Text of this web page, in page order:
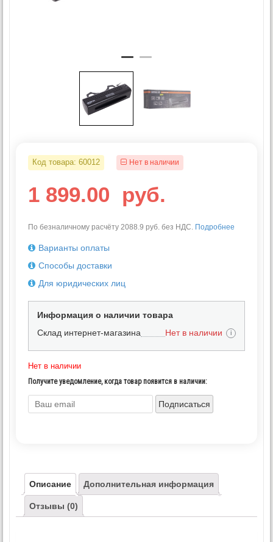
Код товара: 60012 Нет в наличии
1 899.00 руб.
По безналичному расчёту 2088.9 руб. без НДС. Подробнее
Варианты оплаты
Способы доставки
Для юридических лиц
Информация о наличии товара
Склад интернет-магазина
Нет в наличии i
Нет в наличии
Получите уведомление, когда товар появится в наличии:
Подписаться
Описание Дополнительная информация
Отзывы (0)